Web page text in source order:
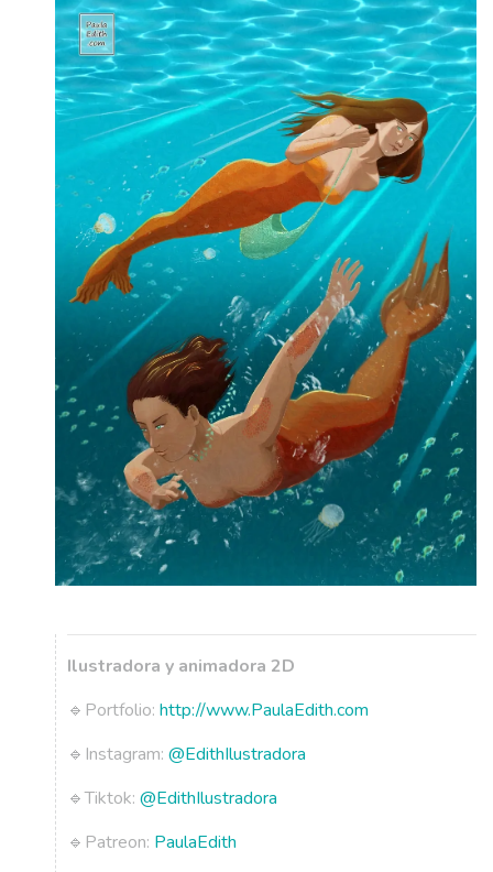
Ilustradora y animadora 2D
🔹Portfolio: http://www.PaulaEdith.com
🔹Instagram: @EdithIlustradora
🔹Tiktok: @EdithIlustradora
🔹Patreon: PaulaEdith